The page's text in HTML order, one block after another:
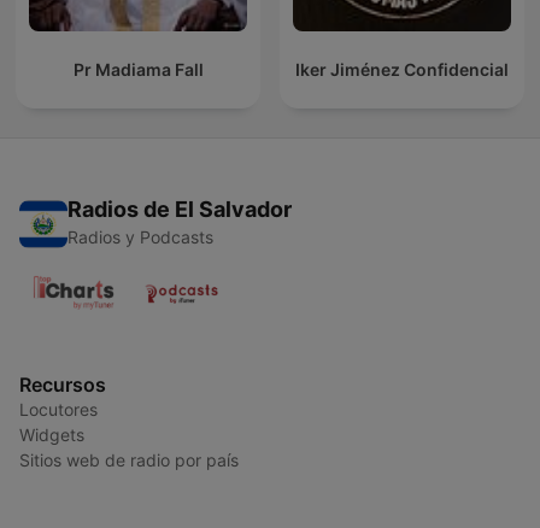
Pr Madiama Fall Iker Jiménez Confidencial
Radios de El Salvador
Radios y Podcasts
Recursos
Locutores
Widgets
Sitios web de radio por país